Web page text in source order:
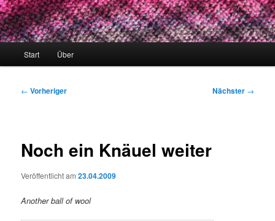
Start Über
Beitragsnavigation
← Vorheriger Nächster →
Noch ein Knäuel weiter
Veröffentlicht am23.04.2009
Another ball of wool